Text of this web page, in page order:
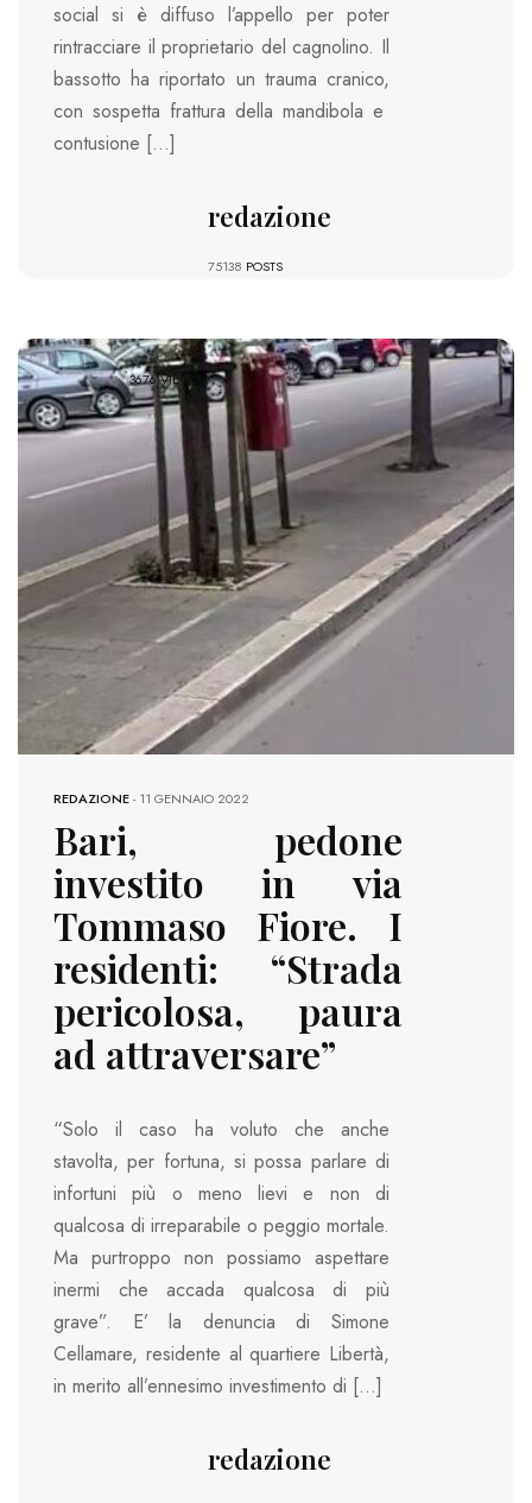
social si è diffuso l’appello per poter
rintracciare il proprietario del cagnolino. Il
bassotto ha riportato un trauma cranico,
con sospetta frattura della mandibola e
contusione […]
redazione
75138 POSTS
3676 VIEWS
REDAZIONE-11 GENNAIO 2022
Bari, pedone
investito in via
Tommaso Fiore. I
residenti: “Strada
pericolosa, paura
ad attraversare”
“Solo il caso ha voluto che anche
stavolta, per fortuna, si possa parlare di
infortuni più o meno lievi e non di
qualcosa di irreparabile o peggio mortale.
Ma purtroppo non possiamo aspettare
inermi che accada qualcosa di più
grave”. E’ la denuncia di Simone
Cellamare, residente al quartiere Libertà,
in merito all’ennesimo investimento di […]
redazione